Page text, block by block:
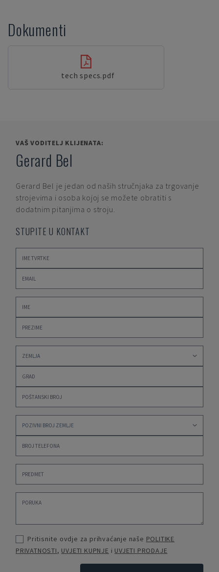
Dokumenti
tech specs.pdf
VAŠ VODITELJ KLIJENATA:
Gerard Bel
Gerard Bel je jedan od naših stručnjaka za trgovanje
strojevima i osoba kojoj se možete obratiti s
dodatnim pitanjima o stroju.
STUPITE U KONTAKT
Pritisnite ovdje za prihvaćanje naše POLITIKE
PRIVATNOSTI, UVJETI KUPNJE i UVJETI PRODAJE